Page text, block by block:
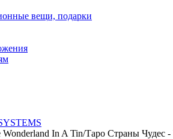
вещи, подарки
In A Tin/Таро Страны Чудес -